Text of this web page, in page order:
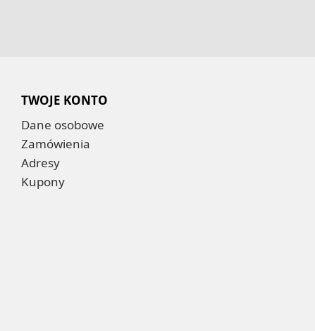
TWOJE KONTO
Dane osobowe
Zamówienia
Adresy
Kupony